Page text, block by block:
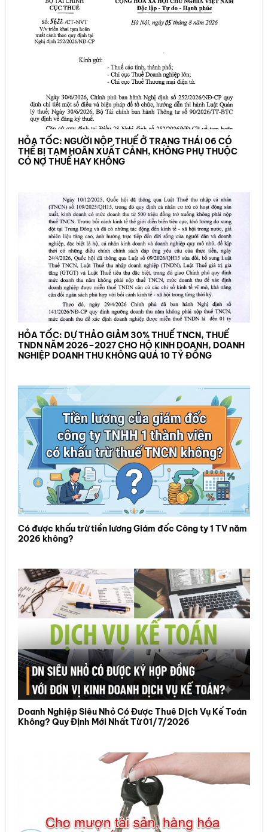
HỎA TỐC: NGƯỜI NỘP THUẾ Ở TRẠNG THÁI 06 CÓ
THỂ BỊ TẠM HOÃN XUẤT CẢNH, KHÔNG PHỤ THUỘC
CÓ NỢ THUẾ HAY KHÔNG
HỎA TỐC: DỰ THẢO GIẢM 30% THUẾ TNCN, THUẾ
TNDN NĂM 2026–2027 CHO HỘ KINH DOANH, DOANH
NGHIỆP DOANH THU KHÔNG QUÁ 10 TỶ ĐỒNG
Có được khấu trừ tiền lương Giám đốc Công ty 1 TV năm
2026 không?
Doanh Nghiệp Siêu Nhỏ Có Được Thuê Dịch Vụ Kế Toán
Không? Quy Định Mới Nhất Từ 01/7/2026